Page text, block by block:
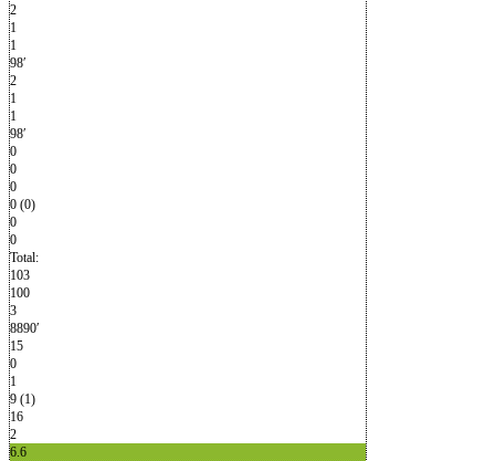
2
1
1
98′
2
1
1
98′
0
0
0
0 (0)
0
0
Total:
103
100
3
8890′
15
0
1
9 (1)
16
2
6.6